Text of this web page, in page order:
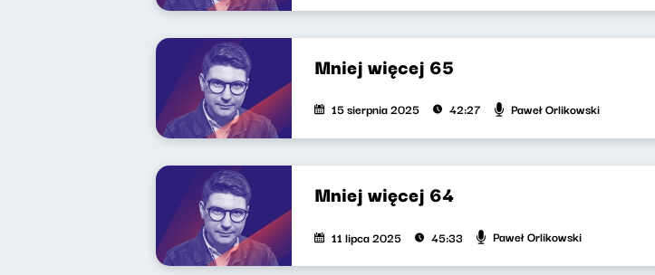
Mniej więcej 65
15 sierpnia 2025 42:27 Paweł Orlikowski
Mniej więcej 64
11 lipca 2025 45:33 Paweł Orlikowski